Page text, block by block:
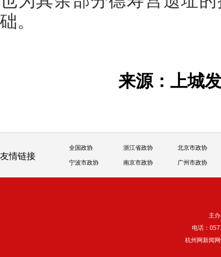
础。
来源：上
友情链接
全国政协 浙江省政协 北京市政协
宁波市政协 南京市政协 广州市政协
主
电话：
杭州网新闻